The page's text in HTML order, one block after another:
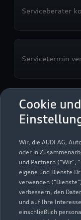
Cookie
Wir, die AUDI AG,
oder in
und Partnern ("Wir",
eigene und Dienste
verwenden
verbessern, den
und auf Ihre
einschließlich
Serviceberater
Servicetermin